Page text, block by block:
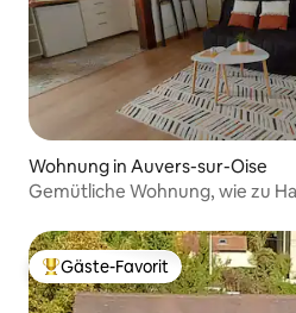
Wohnung in Auvers-sur-Oise
Gemütliche Wohnung, wie zu
Beliebter Gäste-Favorit.
Gäste-Favorit